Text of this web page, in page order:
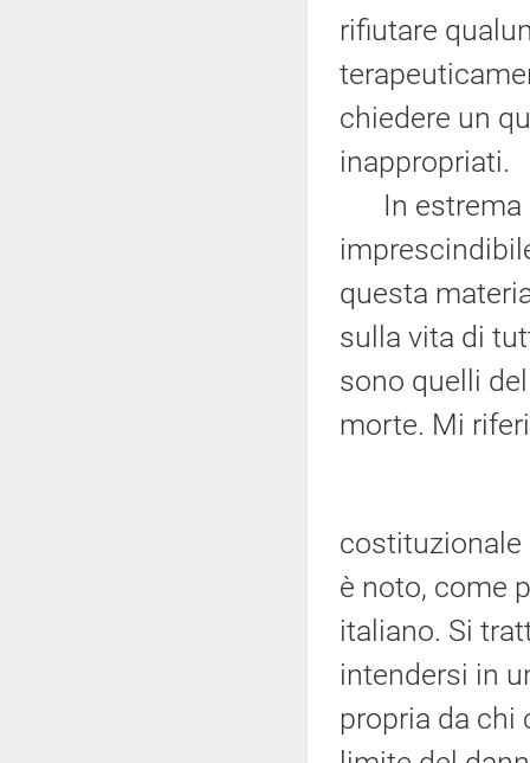
rifiutare
chiedere un
inappropriati.
In estrema
questa
sulla vita di
sono quelli
morte. Mi
costituzionale
è noto, come
italiano. Si
intendersi in
propria da chi